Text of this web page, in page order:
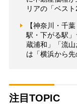
リアの「ベス
【神奈川・千
駅・下がる駅
蔵浦和」「流
は「横浜から先
注目TOPIC